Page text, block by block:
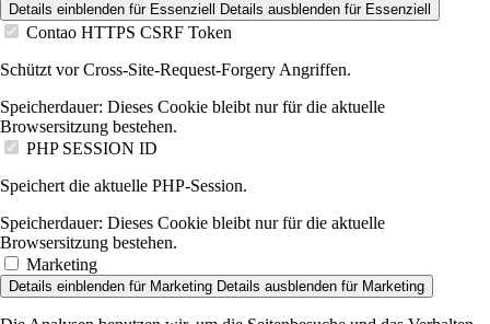
Details einblenden für Essenziell Details ausblenden für Essenziell
Contao HTTPS CSRF Token
Schützt vor Cross-Site-Request-Forgery Angriffen.
Speicherdauer: Dieses Cookie bleibt nur für die aktuelle
Browsersitzung bestehen.
PHP SESSION ID
Speichert die aktuelle PHP-Session.
Speicherdauer: Dieses Cookie bleibt nur für die aktuelle
Browsersitzung bestehen.
Marketing
Details einblenden für Marketing Details ausblenden für Marketing